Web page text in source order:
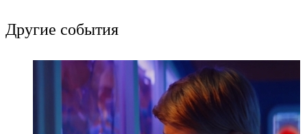
Другие события